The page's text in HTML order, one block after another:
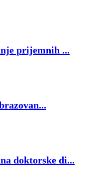
prijemnih ...
doktorske di...